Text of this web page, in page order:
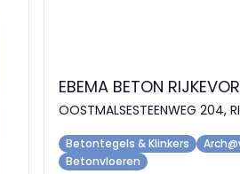
EBEMA BETON
OOSTMALSESTEENWEG 204,
Betontegels & Klinkers
Betonvloeren